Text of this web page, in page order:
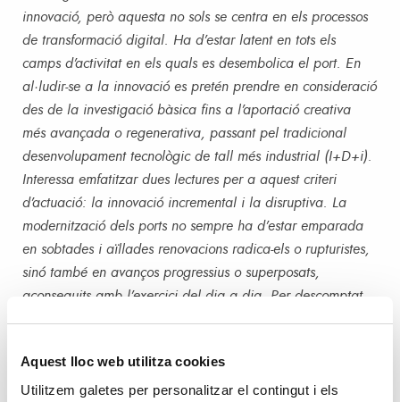
Aquest lloc web utilitza cookies
Utilitzem galetes per personalitzar el contingut i els
innovació, però aquesta no sols se centra en els processos
de transformació digital. Ha d’estar latent en tots els
camps d’activitat en els quals es desembolica el port. En
al·ludir-se a la innovació es pretén prendre en consideració
des de la investigació bàsica fins a l’aportació creativa
més avançada o regenerativa, passant pel tradicional
desenvolupament tecnològic de tall més industrial (I+D+i).
Interessa emfatitzar dues lectures per a aquest criteri
d’actuació: la innovació incremental i la disruptiva. La
modernització dels ports no sempre ha d’estar emparada
en sobtades i aïllades renovacions radica-els o rupturistes,
sinó també en avanços progressius o superposats,
aconseguits amb l’exercici del dia a dia. Per descomptat,
Marc Estratègic la innovació és considerada condició
necessària per a assegurar el futur dels ports, en la mesura